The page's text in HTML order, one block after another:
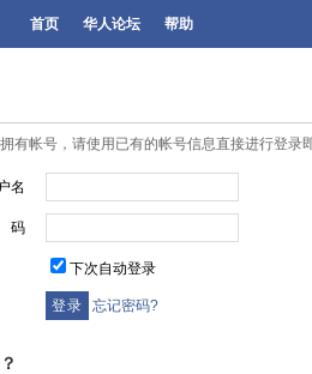
首页 华人论坛 帮助
有帐号，请使用已有的帐号信息直接进行登录
名
码
下次自动登录
忘记密码?